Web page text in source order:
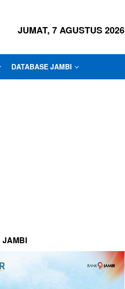
JUMAT, 7 AGUSTUS 2026
DATABASE JAMBI